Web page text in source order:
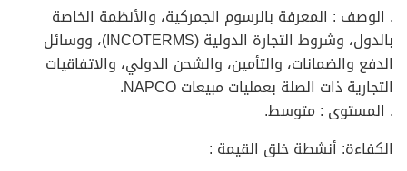
. الوصف : المعرفة بالرسوم الجمركية، والأنظمة الخاصة
بالدول، وشروط التجارة الدولية (INCOTERMS)، ووسائل
الدفع والضمانات، والتأمين، والشحن الدولي، والاتفاقيات
التجارية ذات الصلة بعمليات مبيعات NAPCO.
. المستوى : متوسط.
الكفاءة: أنشطة خلق القيمة :